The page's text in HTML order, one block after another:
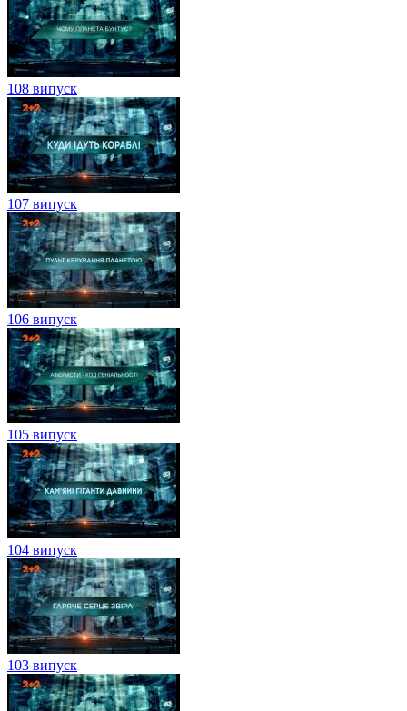
108 випуск
107 випуск
106 випуск
105 випуск
104 випуск
103 випуск